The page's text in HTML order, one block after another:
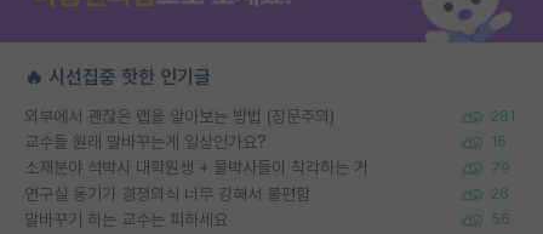
🔥 시선집중 핫한 인기글
외부에서 괜찮은 랩을 알아보는 방법 (장문주의) 281
교수들 원래 말바꾸는게 일상인가요? 16
소재분야 석박사 대학원생 + 물박사들이 착각하는 거 79
연구실 동기가 경쟁의식 너무 강해서 불편함 26
말바꾸기 하는 교수는 피하세요 56